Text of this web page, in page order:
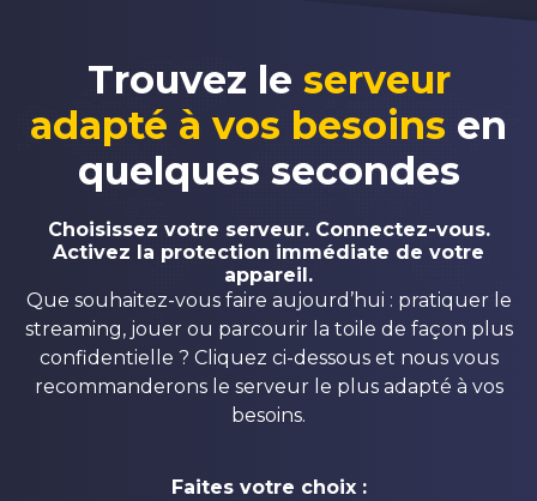
Trouvez le serveur
adapté à vos besoins en
quelques secondes
Choisissez votre serveur. Connectez-vous.
Activez la protection immédiate de votre
appareil.
Que souhaitez-vous faire aujourd’hui : pratiquer le
streaming, jouer ou parcourir la toile de façon plus
confidentielle ? Cliquez ci-dessous et nous vous
recommanderons le serveur le plus adapté à vos
besoins.
Faites votre choix :